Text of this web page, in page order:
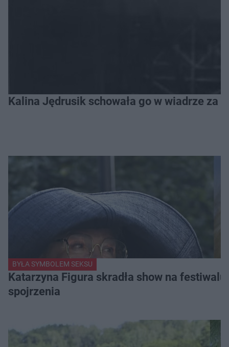
Kalina Jędrusik schowała go w wiadrze za
BYŁA SYMBOLEM SEKSU
Katarzyna Figura skradła show na
spojrzenia